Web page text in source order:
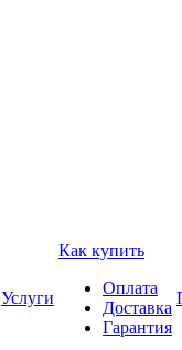
Услуги
Как купить
Оплата
Доставка
Гарантия